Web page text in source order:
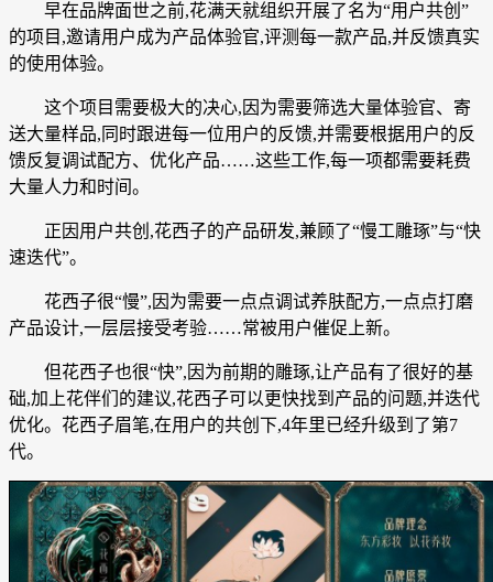
早在品牌面世之前,花满天就组织开展了名为“用户共创”
的项目,邀请用户成为产品体验官,评测每一款产品,并反馈真实
的使用体验。
这个项目需要极大的决心,因为需要筛选大量体验官、寄
送大量样品,同时跟进每一位用户的反馈,并需要根据用户的反
馈反复调试配方、优化产品……这些工作,每一项都需要耗费
大量人力和时间。
正因用户共创,花西子的产品研发,兼顾了“慢工雕琢”与“快
速迭代”。
花西子很“慢”,因为需要一点点调试养肤配方,一点点打磨
产品设计,一层层接受考验……常被用户催促上新。
但花西子也很“快”,因为前期的雕琢,让产品有了很好的基
础,加上花伴们的建议,花西子可以更快找到产品的问题,并迭代
优化。花西子眉笔,在用户的共创下,4年里已经升级到了第7
代。